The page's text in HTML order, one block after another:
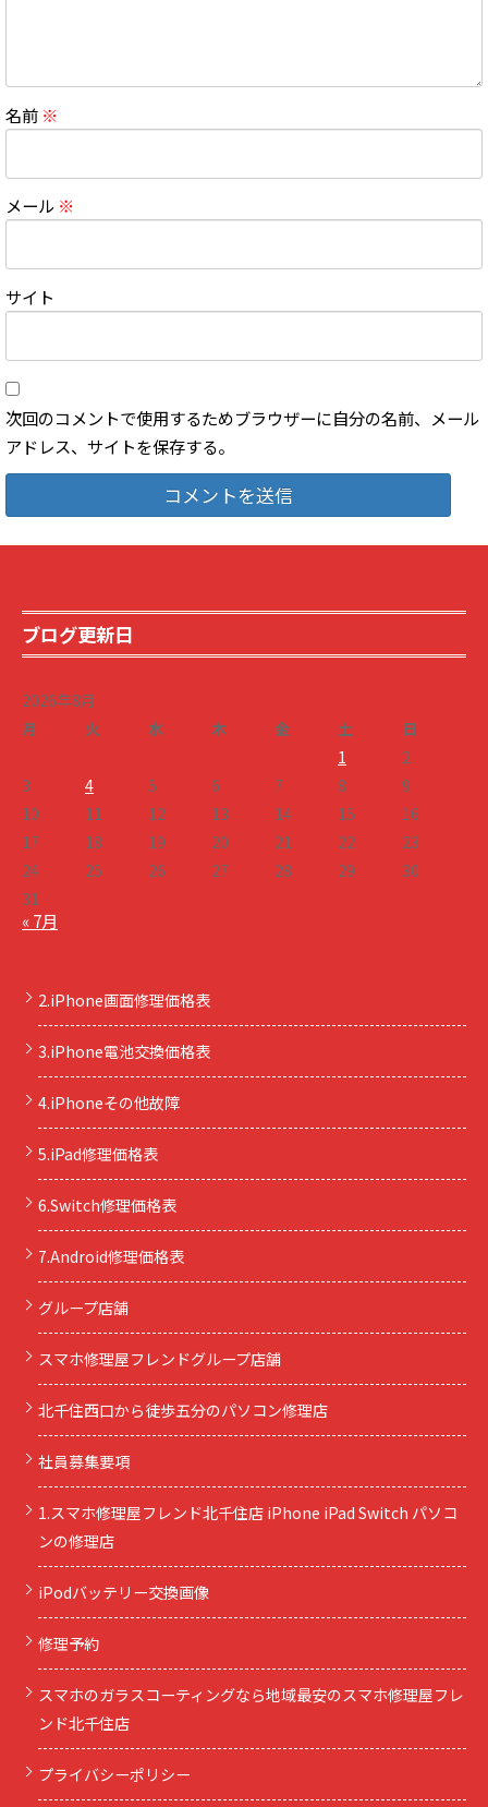
名前 ※
メール ※
サイト
次回のコメントで使用するためブラウザーに自分の名前、メール
アドレス、サイトを保存する。
ブログ更新日
2026年8月
月
火 水 木 金 土
日
1
2
3
4 5 6 7 8
9
10
11 12 13 14 15
16
17
18 19 20 21 22
23
24
25 26 27 28 29
30
31
« 7月
2.iPhone画面修理価格表
3.iPhone電池交換価格表
4.iPhoneその他故障
5.iPad修理価格表
6.Switch修理価格表
7.Android修理価格表
グループ店舗
スマホ修理屋フレンドグループ店舗
北千住西口から徒歩五分のパソコン修理店
社員募集要項
1.スマホ修理屋フレンド北千住店 iPhone iPad Switch パソコ
ンの修理店
iPodバッテリー交換画像
修理予約
スマホのガラスコーティングなら地域最安のスマホ修理屋フレ
ンド北千住店
プライバシーポリシー